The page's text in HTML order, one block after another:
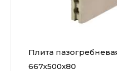
Плита
667х500х80